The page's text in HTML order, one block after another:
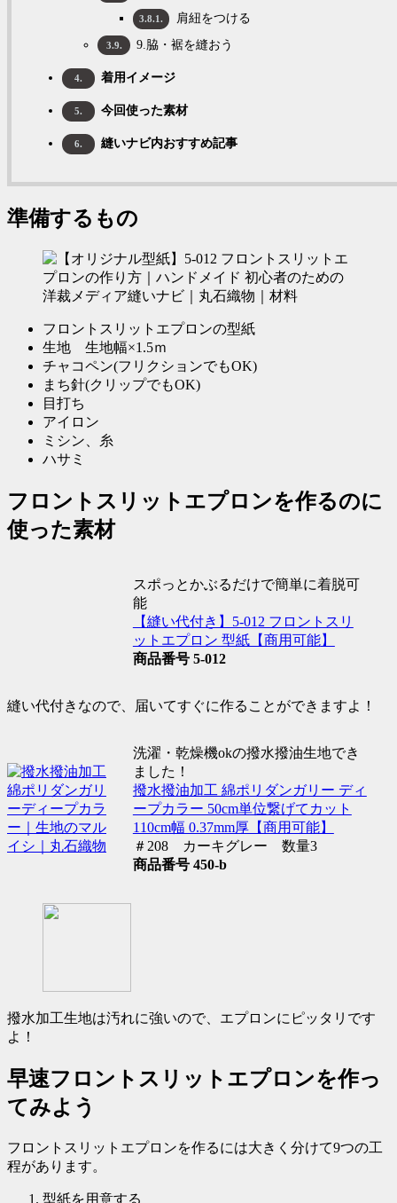
3.8.1. 肩紐をつける
3.9. 9.脇・裾を縫おう
4. 着用イメージ
5. 今回使った素材
6. 縫いナビ内おすすめ記事
準備するもの
フロントスリットエプロンの型紙
生地 生地幅×1.5ｍ
チャコペン(フリクションでもOK)
まち針(クリップでもOK)
目打ち
アイロン
ミシン、糸
ハサミ
フロントスリットエプロンを作るのに
使った素材
スポっとかぶるだけで簡単に着脱可
能
【縫い代付き】5-012 フロントスリ
ットエプロン 型紙【商用可能】
商品番号 5-012
縫い代付きなので、届いてすぐに作ることができますよ！
洗濯・乾燥機okの撥水撥油生地でき
ました！
撥水撥油加工 綿ポリダンガリー ディ
ープカラー 50cm単位繋げてカット
110cm幅 0.37mm厚【商用可能】
＃208 カーキグレー 数量3
商品番号 450-b
撥水加工生地は汚れに強いので、エプロンにピッタリです
よ！
早速フロントスリットエプロンを作っ
てみよう
フロントスリットエプロンを作るには大きく分けて9つの工
程があります。
型紙を用意する